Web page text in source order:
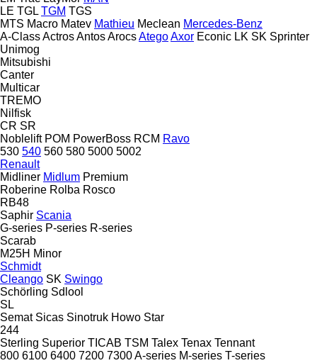
LE TGL TGM TGS
MTS Macro Matev Mathieu Meclean Mercedes-Benz
A-ClassActrosAntosArocsAtegoAxor Econic LK SK Sprinter
Unimog
Mitsubishi
Canter
Multicar
TREMO
Nilfisk
CR SR
Noblelift POM PowerBoss RCM Ravo
530 540 560 580 5000 5002
Renault
Midliner Midlum Premium
Roberine Rolba Rosco
RB48
Saphir Scania
G-series P-series R-series
Scarab
M25H Minor
Schmidt
Cleango SK Swingo
Schörling Sdlool
SL
Semat Sicas Sinotruk Howo Star
244
Sterling Superior TICAB TSM Talex Tenax Tennant
800 6100 6400 7200 7300A-series M-series T-series